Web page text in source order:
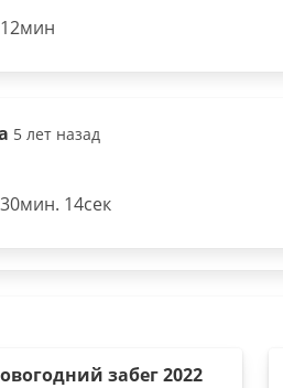
5 лет назад
14сек
забег 2022